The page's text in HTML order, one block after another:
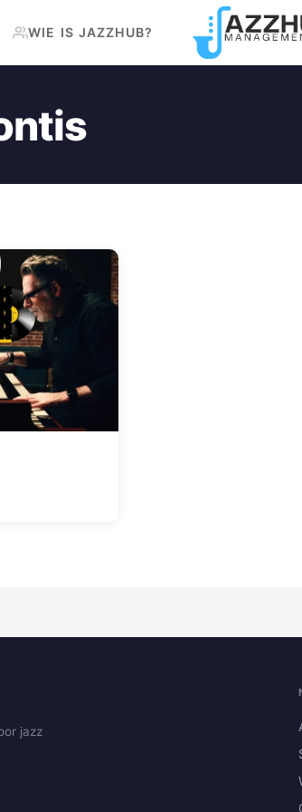
WIE IS JAZZHUB?
jazz